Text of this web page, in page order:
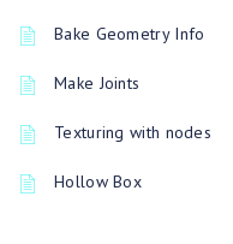
Bake Geometry Info
Make Joints
Texturing with nodes
Hollow Box